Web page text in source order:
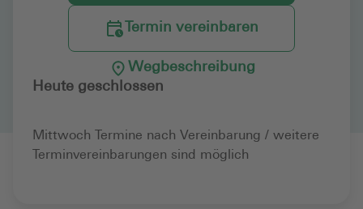
Termin vereinbaren
Wegbeschreibung
Heute geschlossen
Mittwoch Termine nach Vereinbarung / weitere
Terminvereinbarungen sind möglich